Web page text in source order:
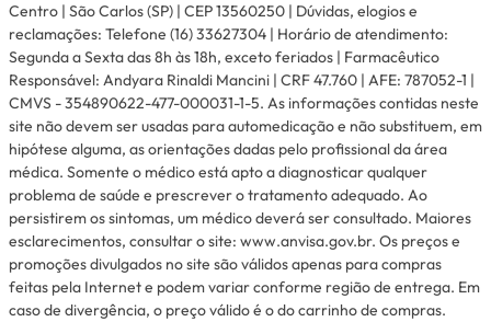
Centro | São Carlos (SP) | CEP 13560250 | Dúvidas, elogios e
reclamações: Telefone (16) 33627304 | Horário de atendimento:
Segunda a Sexta das 8h às 18h, exceto feriados | Farmacêutico
Responsável: Andyara Rinaldi Mancini | CRF 47.760 | AFE: 787052-1 |
CMVS - 354890622-477-000031-1-5. As informações contidas neste
site não devem ser usadas para automedicação e não substituem, em
hipótese alguma, as orientações dadas pelo profissional da área
médica. Somente o médico está apto a diagnosticar qualquer
problema de saúde e prescrever o tratamento adequado. Ao
persistirem os sintomas, um médico deverá ser consultado. Maiores
esclarecimentos, consultar o site: www.anvisa.gov.br. Os preços e
promoções divulgados no site são válidos apenas para compras
feitas pela Internet e podem variar conforme região de entrega. Em
caso de divergência, o preço válido é o do carrinho de compras.